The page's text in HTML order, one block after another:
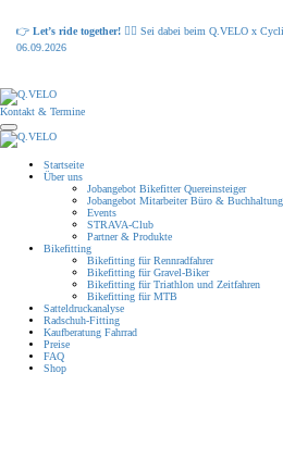
👉 Let’s ride together! 🚴‍♂️ Sei dabei beim Q.VELO x
06.09.2026
Kontakt & Termine
Startseite
Über uns
Jobangebot Bikefitter Quereinsteiger
Jobangebot Mitarbeiter Büro & Buchhaltung
Events
STRAVA-Club
Partner & Produkte
Bikefitting
Bikefitting für Rennradfahrer
Bikefitting für Gravel-Biker
Bikefitting für Triathlon und Zeitfahren
Bikefitting für MTB
Satteldruckanalyse
Radschuh-Fitting
Kaufberatung Fahrrad
Preise
FAQ
Shop